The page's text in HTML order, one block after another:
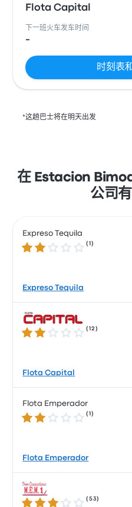
Flota Capital
下一班火车发车时间
-
时刻表
*这趟巴士将在明天出发
在 Estacion
公司有
Expreso Tequila
2.0 / 5 星 (1 )
Expreso Tequila
2.1 / 5 星 (12 )
Flota Capital
Flota Emperador
2.0 / 5 星 (1 )
Flota Emperador
2.9 / 5 星 (53)